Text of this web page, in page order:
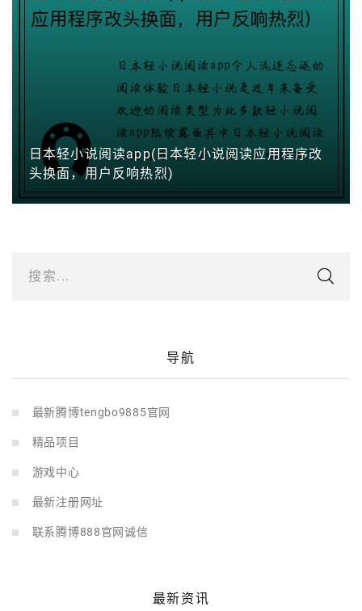
日本轻小说阅读app(日本轻小说阅读应用程序改
头换面，用户反响热烈)
搜索...
导航
最新腾博tengbo9885官网
精品项目
游戏中心
最新注册网址
联系腾博888官网诚信
最新资讯